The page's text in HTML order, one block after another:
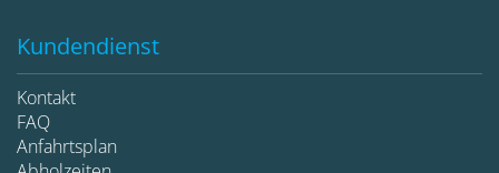
Kundendienst
Kontakt
FAQ
Anfahrtsplan